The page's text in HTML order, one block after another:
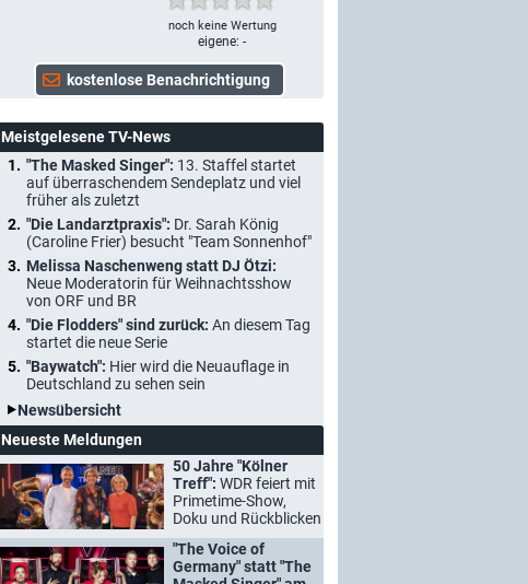
noch keine Wertung
eigene: -
Meistgelesene TV-News
"The Masked Singer": 13. Staffel startet
auf überraschendem Sendeplatz und viel
früher als zuletzt
"Die Landarztpraxis": Dr. Sarah König
(Caroline Frier) besucht "Team Sonnenhof"
Melissa Naschenweng statt DJ Ötzi:
Neue Moderatorin für Weihnachtsshow
von ORF und BR
"Die Flodders" sind zurück: An diesem Tag
startet die neue Serie
"Baywatch": Hier wird die Neuauflage in
Deutschland zu sehen sein
Newsübersicht
Neueste Meldungen
50 Jahre "Kölner
Treff": WDR feiert mit
Primetime-Show,
Doku und Rückblicken
"The Voice of
Germany" statt "The